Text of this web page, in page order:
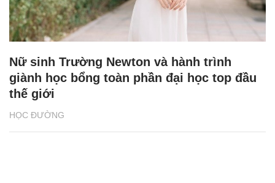
HỌC ĐƯỜNG
Nữ sinh Trường Newton và hành trình
giành học bổng toàn phần đại học top đầu
thế giới